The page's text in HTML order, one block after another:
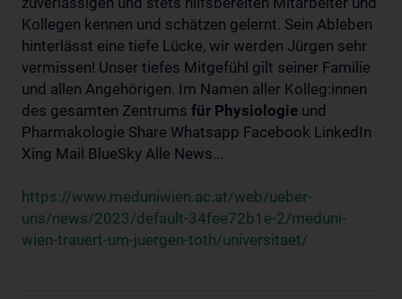
Kollegen kennen und schätzen gelernt. Sein Ableben
hinterlässt eine tiefe Lücke, wir werden Jürgen sehr
vermissen! Unser tiefes Mitgefühl gilt seiner Familie
und allen Angehörigen. Im Namen aller Kolleg:innen
des gesamten Zentrums für Physiologie und
Pharmakologie Share Whatsapp Facebook LinkedIn
Xing Mail BlueSky Alle News...
https://www.meduniwien.ac.at/web/ueber-
uns/news/2023/default-34fee72b1e-2/meduni-
wien-trauert-um-juergen-toth/universitaet/